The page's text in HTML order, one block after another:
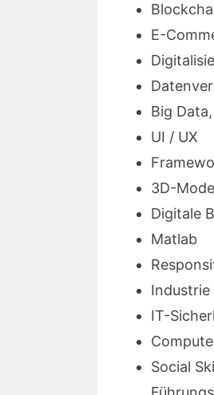
E-
Big
UI / UX
3D-
Digitale
Matlab
IT-
Social